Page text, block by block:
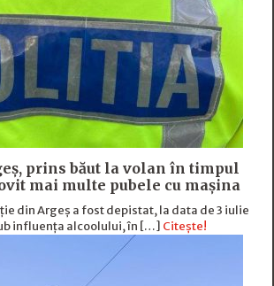
prins băut la volan în timpul
mai multe pubele cu mașina
din Argeș a fost depistat, la data de 3 iulie
influența alcoolului, în […] Citește!